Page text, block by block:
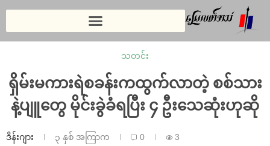
သတင်း
ရှိမ်းမကားရဲစခန်းကထွက်လာတဲ့ စစ်သား
နဲ့ပျူတွေ မိုင်းခွဲခံရပြီး ၄ ဦးသေဆုံးဟုဆို
ဒိန်းဂျား ၃ နှစ် အကြာက 0 3